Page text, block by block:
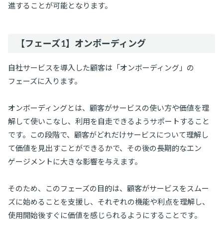
進することが可能となります。
【フェーズ1】オンボーディング
自社サービスを導入した顧客は「オンボーディング」の
フェーズに入ります。
オンボーディングとは、顧客がサービスの使い方や価値を理
解して使いこなし、利用を自走できるようサポートすること
です。この段階で、顧客がどれだけサービスについて理解し
て価値を見出すことができるかで、その後の長期的なエン
ゲージメントに大きな影響を与えます。
そのため、このフェーズの目的は、顧客がサービスをスムー
ズに始めることを支援し、それぞれの機能や利点を理解し、
使用開始後すぐに価値を感じられるようにすることです。